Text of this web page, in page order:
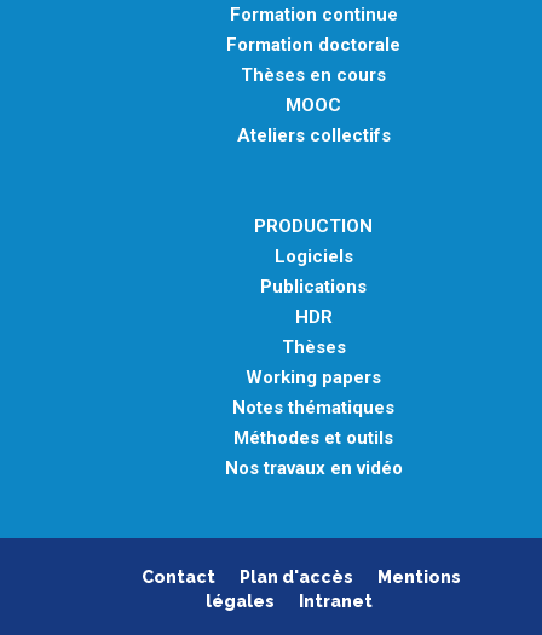
Formation continue
Formation doctorale
Thèses en cours
MOOC
Ateliers collectifs
PRODUCTION
Logiciels
Publications
HDR
Thèses
Working papers
Notes thématiques
Méthodes et outils
Nos travaux en vidéo
Contact Plan d'accès
Mentions
légales
Intranet